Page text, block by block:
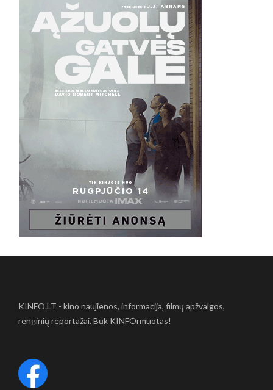
KINFO.LT - kino naujienos, informacija, filmų apžvalgos,
renginių reportažai. Būk KINFOrmuotas!